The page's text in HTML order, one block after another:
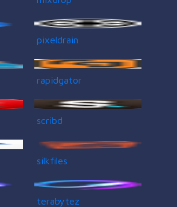
pixeldrain
rapidgator
scribd
silkfiles
terabytez